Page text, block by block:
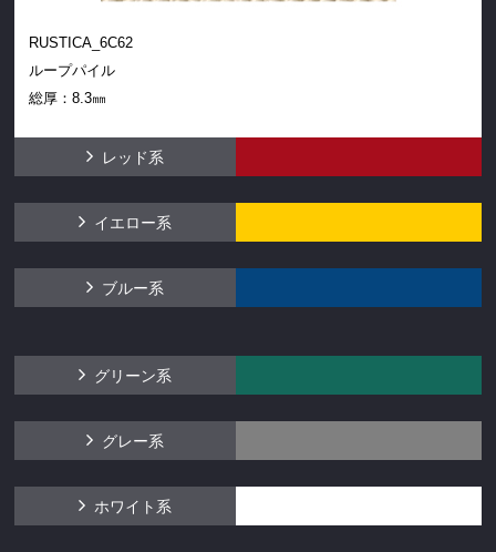
RUSTICA_6C62
ループパイル
総厚：8.3㎜
レッド系
イエロー系
ブルー系
グリーン系
グレー系
ホワイト系